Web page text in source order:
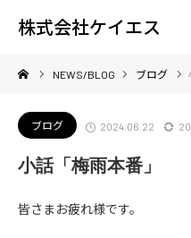
株式会社ケイエス
NEWS/BLOG ブログ
ブログ 2024.06.22
小話「梅雨本番」
皆さまお疲れ様です。